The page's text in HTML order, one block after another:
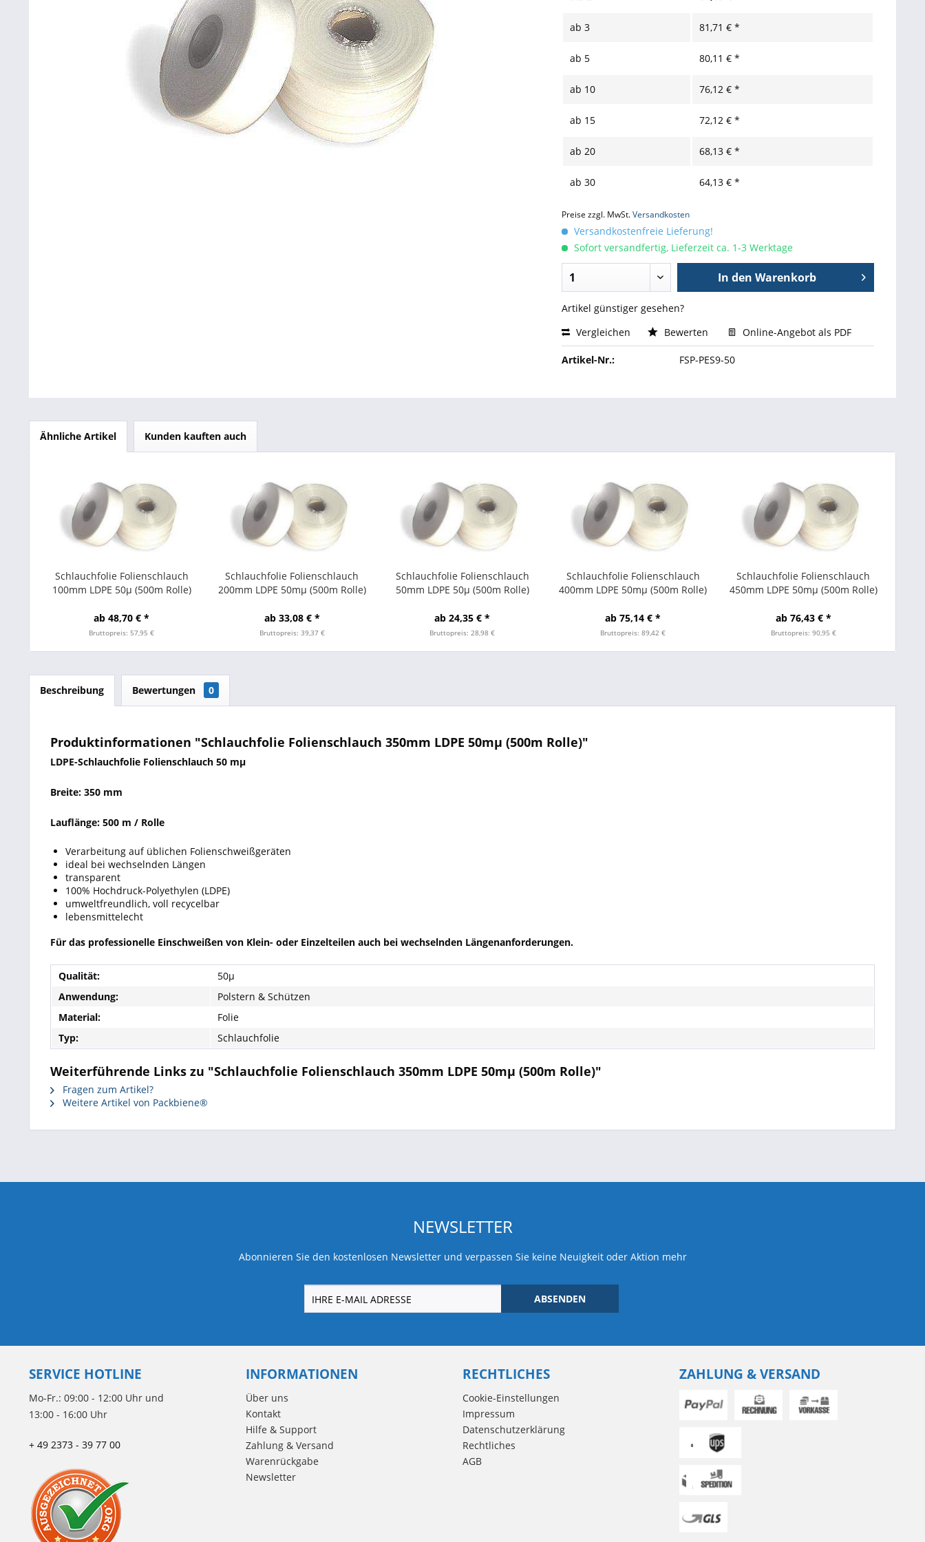
Betriebsausstattung & Lagerausstattung
Tragetaschen & Geschenkverpackungen
ab 3 81,71 € *
ab 5 80,11 € *
ab 10 76,12 € *
ab 15 72,12 € *
ab 20 68,13 € *
ab 30 64,13 € *
Preise zzgl. MwSt.Versandkosten
Versandkostenfreie Lieferung!
Sofort versandfertig, Lieferzeit ca. 1-3 Werktage
In den Warenkorb
Artikel günstiger gesehen?
Vergleichen
Bewerten Online-Angebot als PDF
Artikel-Nr.: FSP-PES9-50
Ähnliche Artikel Kunden kauften auch
Schlauchfolie Folienschlauch
100mm LDPE 50µ (500m Rolle)
ab 48,70 € *
Bruttopreis: 57,95 €
Schlauchfolie Folienschlauch
200mm LDPE 50mµ (500m Rolle)
ab 33,08 € *
Bruttopreis: 39,37 €
Schlauchfolie Folienschlauch
50mm LDPE 50µ (500m Rolle)
ab 24,35 € *
Bruttopreis: 28,98 €
Schlauchfolie Folienschlauch
400mm LDPE 50mµ (500m Rolle)
ab 75,14 € *
Bruttopreis: 89,42 €
Schlauchfolie Folienschlauch
450mm LDPE 50mµ (500m Rolle)
ab 76,43 € *
Bruttopreis: 90,95 €
Beschreibung Bewertungen 0
Produktinformationen "Schlauchfolie Folienschlauch 350mm LDPE 50mµ (500m Rolle)"
LDPE-Schlauchfolie Folienschlauch 50 mµ
Breite: 350 mm
Lauflänge: 500 m / Rolle
Verarbeitung auf üblichen Folienschweißgeräten
ideal bei wechselnden Längen
transparent
100% Hochdruck-Polyethylen (LDPE)
umweltfreundlich, voll recycelbar
lebensmittelecht
Für das professionelle Einschweißen von Klein- oder Einzelteilen auch bei wechselnden Längenanforderungen.
Qualität:
50µ
Anwendung:
Polstern & Schützen
Material:
Folie
Typ:
Schlauchfolie
Weiterführende Links zu "Schlauchfolie Folienschlauch 350mm LDPE 50mµ (500m Rolle)"
Fragen zum Artikel?
Weitere Artikel von Packbiene®
NEWSLETTER
Abonnieren Sie den kostenlosen Newsletter und verpassen Sie keine Neuigkeit oder Aktion mehr
ABSENDEN
SERVICE HOTLINE
Mo-Fr.: 09:00 - 12:00 Uhr und
13:00 - 16:00 Uhr
+ 49 2373 - 39 77 00
INFORMATIONEN
Über uns
Kontakt
Hilfe & Support
Zahlung & Versand
Warenrückgabe
Newsletter
RECHTLICHES
Cookie-Einstellungen
Impressum
Datenschutzerklärung
Rechtliches
AGB
ZAHLUNG & VERSAND